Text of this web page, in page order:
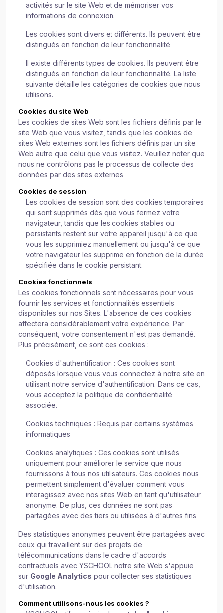
activités sur le site Web et de mémoriser vos
informations de connexion.
Les cookies sont divers et différents. Ils peuvent être
distingués en fonction de leur fonctionnalité
Il existe différents types de cookies. Ils peuvent être
distingués en fonction de leur fonctionnalité. La liste
suivante détaille les catégories de cookies que nous
utilisons.
Cookies du site Web
Les cookies de sites Web sont les fichiers définis par le
site Web que vous visitez, tandis que les cookies de
sites Web externes sont les fichiers définis par un site
Web autre que celui que vous visitez. Veuillez noter que
nous ne contrôlons pas le processus de collecte des
données par des sites externes
Cookies de session
Les cookies de session sont des cookies temporaires
qui sont supprimés dès que vous fermez votre
navigateur, tandis que les cookies stables ou
persistants restent sur votre appareil jusqu'à ce que
vous les supprimiez manuellement ou jusqu'à ce que
votre navigateur les supprime en fonction de la durée
spécifiée dans le cookie persistant.
Cookies fonctionnels
Les cookies fonctionnels sont nécessaires pour vous
fournir les services et fonctionnalités essentiels
disponibles sur nos Sites. L'absence de ces cookies
affectera considérablement votre expérience. Par
conséquent, votre consentement n'est pas demandé.
Plus précisément, ce sont ces cookies :
Cookies d'authentification : Ces cookies sont
déposés lorsque vous vous connectez à notre site en
utilisant notre service d'authentification. Dans ce cas,
vous acceptez la politique de confidentialité
associée.
Cookies techniques : Requis par certains systèmes
informatiques
Cookies analytiques : Ces cookies sont utilisés
uniquement pour améliorer le service que nous
fournissons à tous nos utilisateurs. Ces cookies nous
permettent simplement d'évaluer comment vous
interagissez avec nos sites Web en tant qu'utilisateur
anonyme. De plus, ces données ne sont pas
partagées avec des tiers ou utilisées à d'autres fins
Des statistiques anonymes peuvent être partagées avec
ceux qui travaillent sur des projets de
télécommunications dans le cadre d'accords
contractuels avec YSCHOOL notre site Web s'appuie
sur Google Analytics pour collecter ses statistiques
d'utilisation.
Comment utilisons-nous les cookies ?